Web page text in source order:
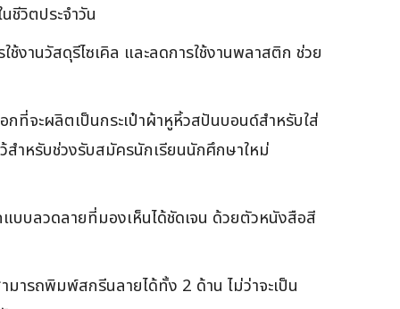
ชีวิตประจำวัน
งานวัสดุรีไซเคิล และลดการใช้งานพลาสติก ช่วย
จะผลิตเป็นกระเป๋าผ้าหูหิ้วสปันบอนด์สำหรับใส่
สำหรับช่วงรับสมัครนักเรียนนักศึกษาใหม่
บบลวดลายที่มองเห็นได้ชัดเจน ด้วยตัวหนังสือสี
ารถพิมพ์สกรีนลายได้ทั้ง 2 ด้าน ไม่ว่าจะเป็น